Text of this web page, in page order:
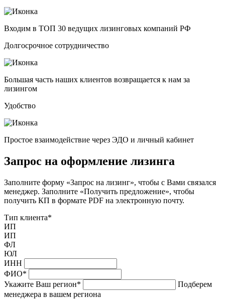
Входим в ТОП 30 ведущих лизинговых компаний РФ
Долгосрочное сотрудничество
Большая часть наших клиентов возвращается к нам за
лизингом
Удобство
Простое взаимодействие через ЭДО и личный кабинет
Запрос на оформление лизинга
Заполните форму «Запрос на лизинг», чтобы с Вами связался
менеджер. Заполните «Получить предложение», чтобы
получить КП в формате PDF на электронную почту.
Тип клиента*
ИП
ИП
ФЛ
ЮЛ
ИНН
ФИО*
Укажите Ваш регион*
Подберем
менеджера в вашем региона